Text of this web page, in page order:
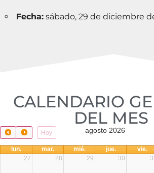
Fecha: sábado, 29 de diciembre
CALENDARIO
DEL MES​
Hoy agosto 2026
lun. mar. mié. jue. vie.
27
28 29 30